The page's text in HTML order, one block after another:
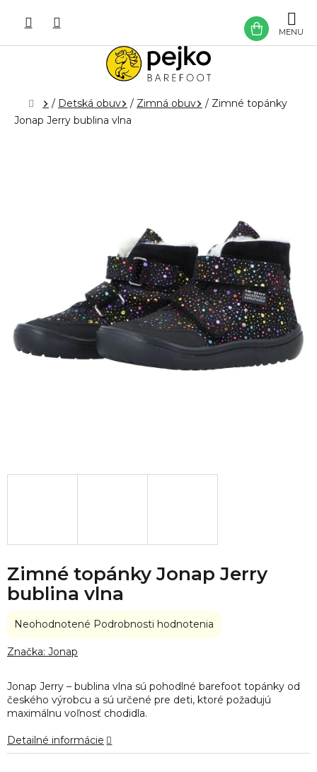
obsah
Domov
/ Detská obuv / Zimná obuv / Zimné topánky
Jonap Jerry bublina vlna
Zimné topánky Jonap Jerry
bublina vlna
Jonap Jerry – bublina vlna sú pohodlné barefoot topánky od
českého výrobcu a sú určené pre deti, ktoré požadujú
maximálnu voľnosť chodidla.
Detailné informácie
Priemerné
produktu
z
5
hviezdičiek.
Neohodnotené Podrobnosti hodnotenia
Značka: Jonap